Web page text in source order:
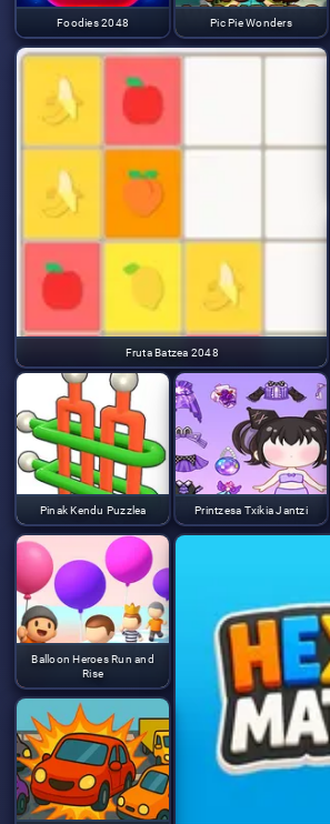
Foodies 2048 Pic Pie Wonders
Fruta Batzea 2048
Pinak Kendu Puzzlea Printzesa Txikia Jantzi
Balloon Heroes Run and
Rise